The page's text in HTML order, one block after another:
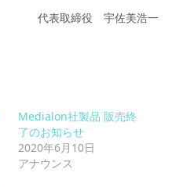
代表取締役 宇佐美浩一
Medialon社製品 販売終
了のお知らせ
2020年6月10日
アナウンス